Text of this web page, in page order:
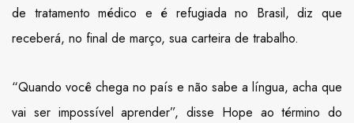
de tratamento médico e é refugiada no Brasil, diz que
receberá, no final de março, sua carteira de trabalho.
“Quando você chega no país e não sabe a língua, acha que
vai ser impossível aprender”, disse Hope ao término do